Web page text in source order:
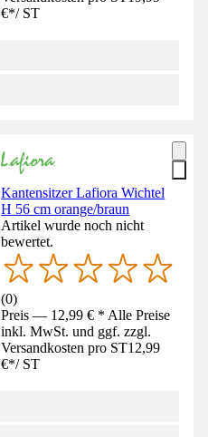
€*/ ST
Kantensitzer Lafiora Wichtel
H 56 cm orange/braun
Artikel wurde noch nicht
bewertet.
(0)
Preis — 12,99 € * Alle Preise
inkl. MwSt. und ggf. zzgl.
Versandkosten pro ST12,99
€*/ ST